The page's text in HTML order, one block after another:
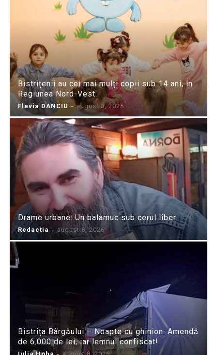
Bistrițenii au cei mai mulți copii sub 14 ani, în
Regiunea Nord-Vest
Flavia DANCIU - august 8, 2026
Drame urbane: Un balamuc sub cerul liber
Redactia - august 8, 2026
Bistrița Bârgăului – Noapte cu ghinion: Amendă
de 6.000 de lei, iar lemnul confiscat!